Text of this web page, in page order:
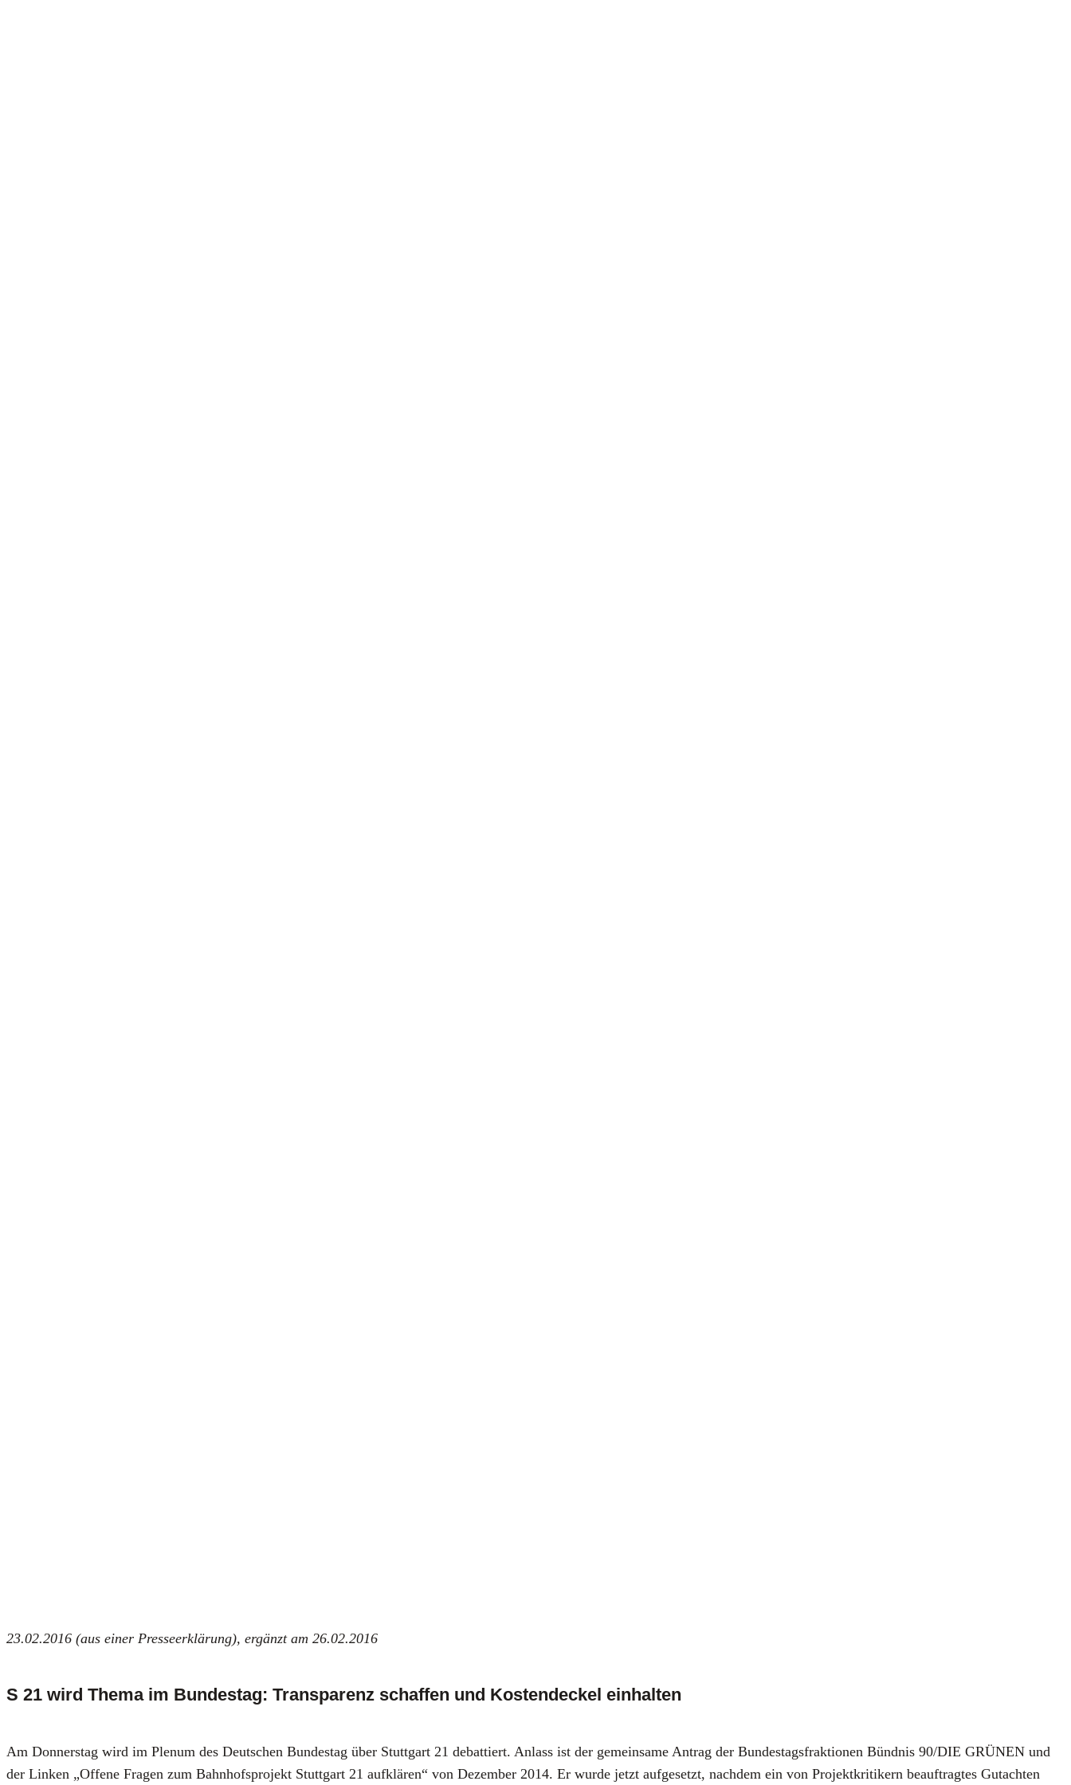
23.02.2016 (aus einer Pres­se­er­klä­rung), ergänzt am 26.02.2016
S 21 wird Thema im Bundestag: Transparenz schaffen und Kostendeckel einhalten
Am Don­ners­tag wird im Ple­num des Deut­schen Bun­des­tag über Stutt­gart 21 debat­tiert. Anlass ist der gemein­sa­me Antrag der Bun­des­tags­frak­tio­nen Bünd­nis 90/DIE GRÜNEN und
der Lin­ken „Offe­ne Fra­gen zum Bahn­hofs­pro­jekt Stutt­gart 21 auf­klä­ren“ von Dezem­ber 2014. Er wur­de jetzt auf­ge­setzt, nach­dem ein von Pro­jekt­kri­ti­kern beauf­trag­tes Gut­ach­ten